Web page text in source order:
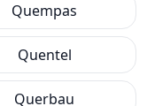
Quempas
Quentel
Querbau